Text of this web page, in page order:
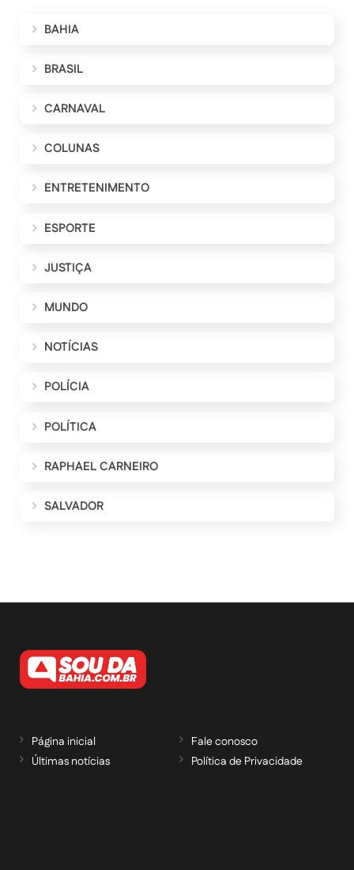
BAHIA
BRASIL
CARNAVAL
COLUNAS
ENTRETENIMENTO
ESPORTE
JUSTIÇA
MUNDO
NOTÍCIAS
POLÍCIA
POLÍTICA
RAPHAEL CARNEIRO
SALVADOR
Página inicial
Últimas notícias
Fale conosco
Política de Privacidade